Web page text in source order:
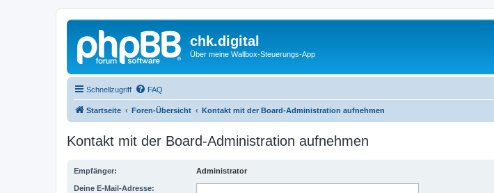
chk.digital
Über meine Wallbox-Steuerungs-App
Schnellzugriff FAQ
Startseite Foren-Übersicht Kontakt mit der Board-Administration aufnehmen
Kontakt mit der Board-Administration aufnehmen
Empfänger: Administrator
Deine E-Mail-Adresse: